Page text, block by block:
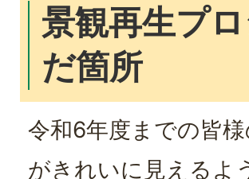
景観再生プ
だ箇所
令和6年度までの皆
がきれいに見えるよ